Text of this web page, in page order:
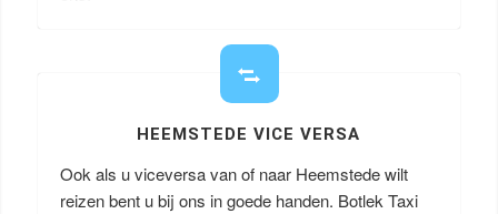
HEEMSTEDE VICE VERSA
Ook als u viceversa van of naar Heemstede wilt
reizen bent u bij ons in goede handen. Botlek Taxi